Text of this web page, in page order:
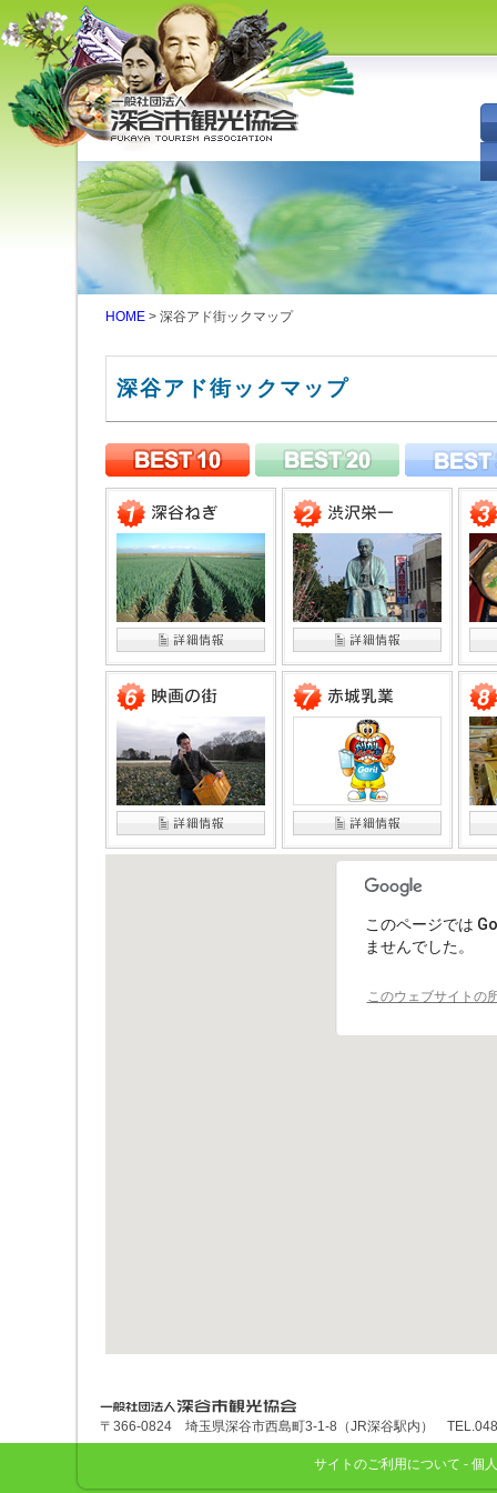
（旧深谷市・岡部町・花園町・
川本町）の観光情報
HOME > 深谷アド街ックマップ
深谷アド街ックマップ
深谷市観光協会
〒366-0824 埼玉県深谷市西島町3-1-8（JR深谷駅内）
サイトのご利用について - 個